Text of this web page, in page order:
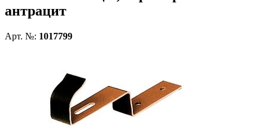
антрацит
Арт. №: 1017799